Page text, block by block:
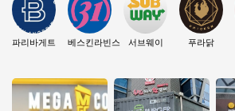
파리바게트 베스킨라빈스 서브웨이 푸라닭